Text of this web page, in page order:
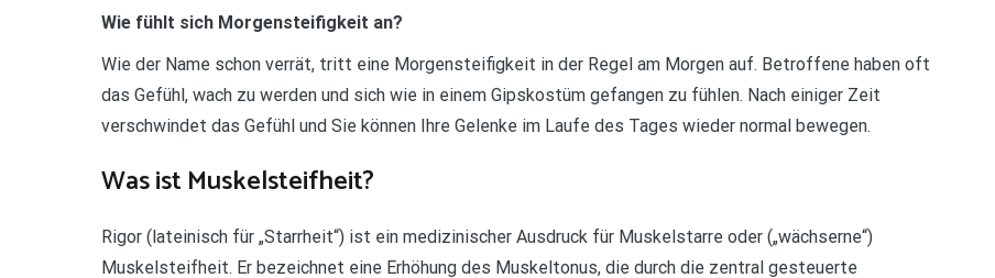
Wie fühlt sich Morgensteifigkeit an?
Wie der Name schon verrät, tritt eine Morgensteifigkeit in der Regel am Morgen auf. Betroffene haben oft
das Gefühl, wach zu werden und sich wie in einem Gipskostüm gefangen zu fühlen. Nach einiger Zeit
verschwindet das Gefühl und Sie können Ihre Gelenke im Laufe des Tages wieder normal bewegen.
Was ist Muskelsteifheit?
Rigor (lateinisch für „Starrheit“) ist ein medizinischer Ausdruck für Muskelstarre oder („wächserne“)
Muskelsteifheit. Er bezeichnet eine Erhöhung des Muskeltonus, die durch die zentral gesteuerte